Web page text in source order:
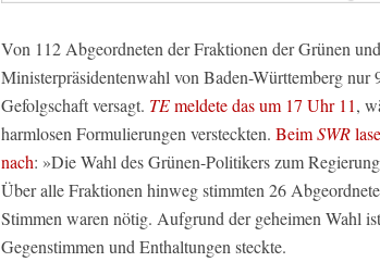
Von 112 Abgeordneten der Fraktionen der Grünen
Ministerpräsidentenwahl von Baden-Württemberg nur
Gefolgschaft versagt. TEmeldete das um 17 Uhr 11,
harmlosen Formulierungen versteckten. BeimSWR
nach: »Die Wahl des Grünen-Politikers zum
Über alle Fraktionen hinweg stimmten 26
Stimmen waren nötig. Aufgrund der geheimen Wahl
Gegenstimmen und Enthaltungen steckte.